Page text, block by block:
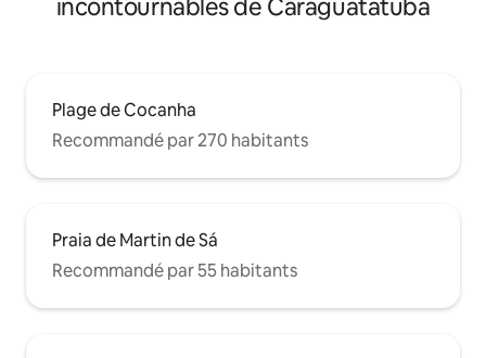
incontournables de Caraguatatuba
Plage de Cocanha
Recommandé par 270 habitants
Praia de Martin de Sá
Recommandé par 55 habitants